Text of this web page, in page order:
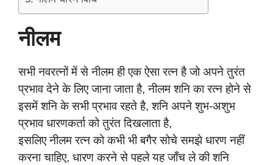
नीलम
सभी नवरत्नों में से नीलम ही एक ऐसा रत्न है जो अपने तुरंत
प्रभाव देने के लिए जाना जाता है, नीलम शनि का रत्न होने से
इसमें शनि के सभी प्रभाव रहते है, शनि अपने शुभ-अशुभ
प्रभाव धारणकर्ता को तुरंत दिखलाता है,
इसलिए नीलम रत्न को कभी भी बगैर सोचे समझे धारण नहीं
करना चाहिए, धारण करने से पहले यह जाँच ले की शनि